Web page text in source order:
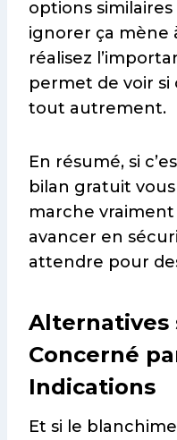
options
ignorer ça mène
réalisez
permet de voir
tout autrement.
En résumé, si
bilan gratuit
marche
avancer en
attendre pour
Alternatives
Concerné
Indications
Et si le